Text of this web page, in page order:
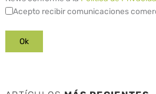
Acepto recibir comunicaciones